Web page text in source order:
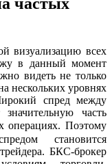
визуализацию всех
в данный момент
видеть не только
нескольких уровнях
спред между
часть
Поэтому
становится
БКС-брокер